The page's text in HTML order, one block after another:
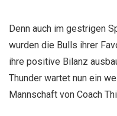
Denn auch im gestrigen
wurden die Bulls ihrer
ihre positive Bilanz
Thunder wartet nun ein
Mannschaft von Coach